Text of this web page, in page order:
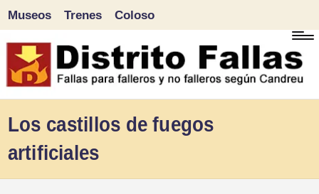
Saltar
al
Museos Trenes Coloso
Los castillos de fuegos
artificiales